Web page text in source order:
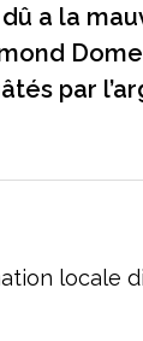
dû a la
par
locale